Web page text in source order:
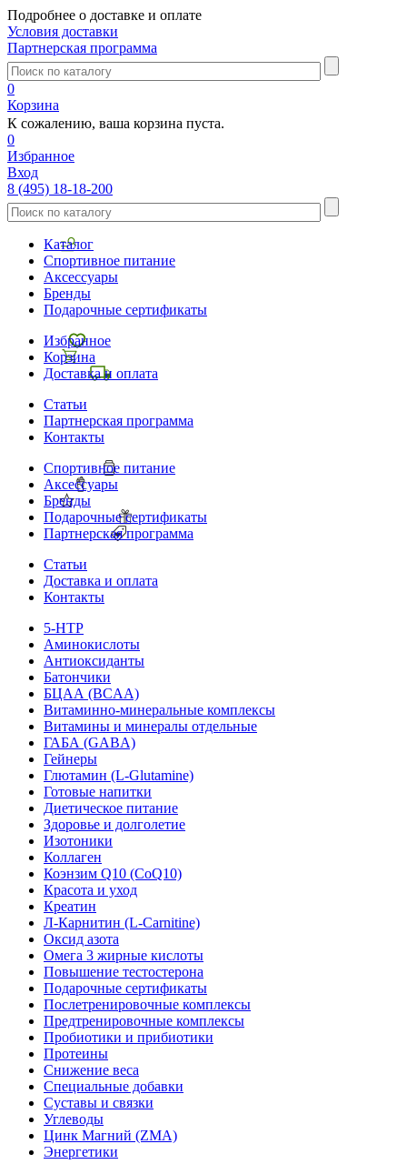
Подробнее о доставке и оплате
Условия доставки
Партнерская программа
0
Корзина
К сожалению, ваша корзина пуста.
0
Избранное
Вход
8 (495) 18-18-200
Каталог
Спортивное питание
Аксессуары
Бренды
Подарочные сертификаты
Избранное
Корзина
Доставка и оплата
Статьи
Партнерская программа
Контакты
Спортивное питание
Аксессуары
Бренды
Подарочные сертификаты
Партнерская программа
Статьи
Доставка и оплата
Контакты
5-HTP
Аминокислоты
Антиоксиданты
Батончики
БЦАА (BCAA)
Витаминно-минеральные комплексы
Витамины и минералы отдельные
ГАБА (GABA)
Гейнеры
Глютамин (L-Glutamine)
Готовые напитки
Диетическое питание
Здоровье и долголетие
Изотоники
Коллаген
Коэнзим Q10 (CoQ10)
Красота и уход
Креатин
Л-Карнитин (L-Сarnitine)
Оксид азота
Омега 3 жирные кислоты
Повышение тестостерона
Подарочные сертификаты
Послетренировочные комплексы
Предтренировочные комплексы
Пробиотики и прибиотики
Протеины
Снижение веса
Специальные добавки
Суставы и связки
Углеводы
Цинк Магний (ZMA)
Энергетики